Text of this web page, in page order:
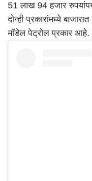
51 लाख 94 हजार
दोन्ही प्रकारांमध्ये
मॉडेल पेट्रोल प्रकार आहे.